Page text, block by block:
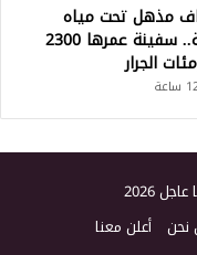
مذهل تحت مياه
صقلية.. سفينة عمرها 2300
الجرار
2026
نحن أعلن معنا